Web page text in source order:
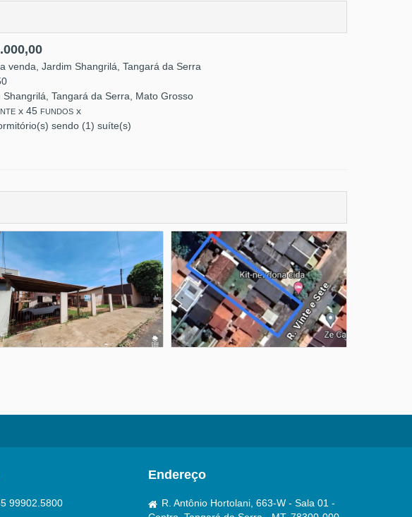
venda, Jardim Shangrilá, Tangará da Serra
Shangrilá, Tangará da Serra, Mato Grosso
x 45 FUNDOS x
sendo (1) suíte(s)
99902.5800
Endereço
R. Antônio Hortolani, 663-W - Sala 01 -